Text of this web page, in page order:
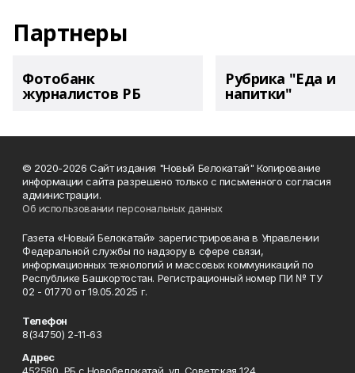
Партнеры
Фотобанк
журналистов РБ
Рубрика "Еда и
напитки"
© 2020-2026 Сайт издания "Новый Белокатай" Копирование
информации сайта разрешено только с письменного согласия
администрации.
Об использовании персональных данных
Газета «Новый Белокатай» зарегистрирована в Управлении
Федеральной службы по надзору в сфере связи,
информационных технологий и массовых коммуникаций по
Республике Башкортостан. Регистрационный номер ПИ № ТУ
02 - 01770 от 19.05.2025 г.
Телефон
8(34750) 2-11-63
Адрес